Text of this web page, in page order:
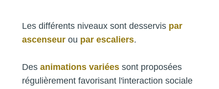
Les différents niveaux sont desservis par
ascenseur ou par escaliers.
Des animations variées sont proposées
régulièrement favorisant l'interaction sociale